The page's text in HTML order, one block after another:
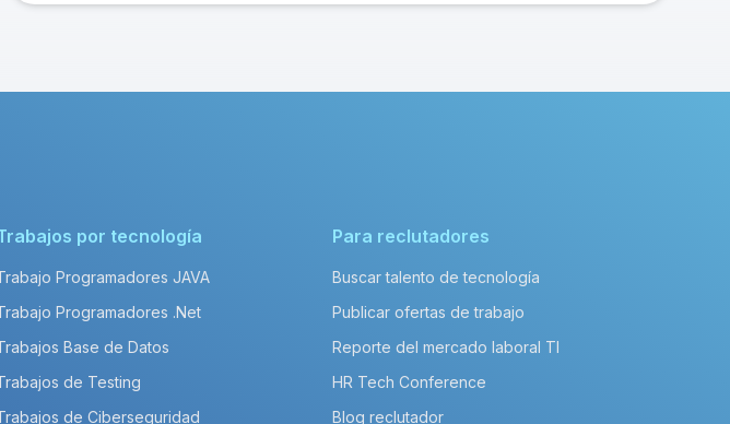
por tecnología
Programadores JAVA
Programadores .Net
Base de Datos
de Testing
de Ciberseguridad
Para reclutadores
Buscar talento de tecnología
Publicar ofertas de trabajo
Reporte del mercado laboral TI
HR Tech Conference
Blog reclutador